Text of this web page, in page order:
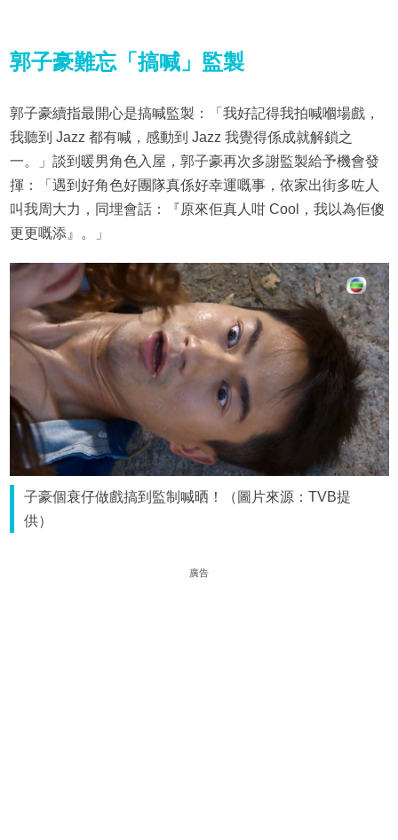
郭子豪難忘「搞喊」監製
郭子豪續指最開心是搞喊監製：「我好記得我拍喊嗰場戲，
我聽到 Jazz 都有喊，感動到 Jazz 我覺得係成就解鎖之
一。」談到暖男角色入屋，郭子豪再次多謝監製給予機會發
揮：「遇到好角色好團隊真係好幸運嘅事，依家出街多咗人
叫我周大力，同埋會話：『原來佢真人咁 Cool，我以為佢傻
更更嘅添』。」
子豪個衰仔做戲搞到監制喊晒！（圖片來源：TVB提
供）
廣告